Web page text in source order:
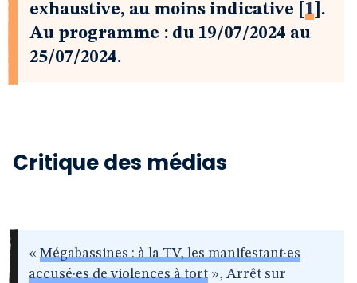
exhaustive, au moins indicative
1 .
Au programme : du 19/07/2024 au
25/07/2024.
Critique des médias
« Mégabassines : à la TV, les manifestant·es
accusé·es de violences à tort », Arrêt sur